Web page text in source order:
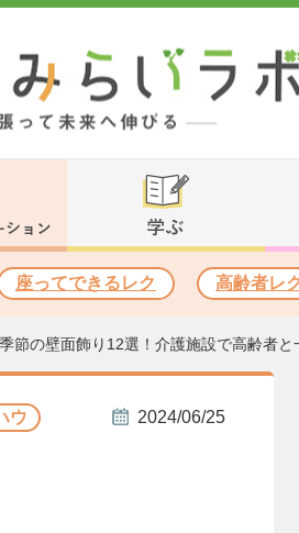
座ってできるレク 高齢者レ
季節の壁面飾り12選！介護施設で高齢者
ウ 2024/06/25